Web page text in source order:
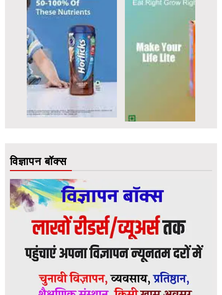
विज्ञापन बॉक्स